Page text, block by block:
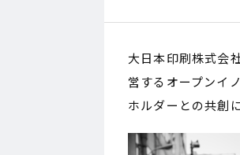
大日本印刷株式会
営するオープンイ
ホルダーとの共創